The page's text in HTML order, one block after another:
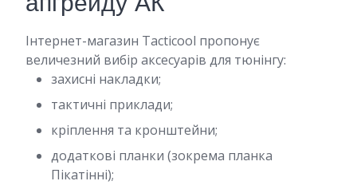
Інтернет-магазин Tacticool пропонує
величезний вибір аксесуарів для тюнінгу:
захисні накладки;
тактичні приклади;
кріплення та кронштейни;
додаткові планки (зокрема планка
Пікатінні);